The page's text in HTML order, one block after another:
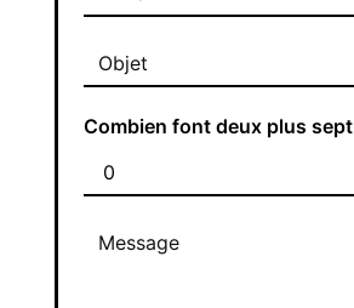
Combien font deux plus sept